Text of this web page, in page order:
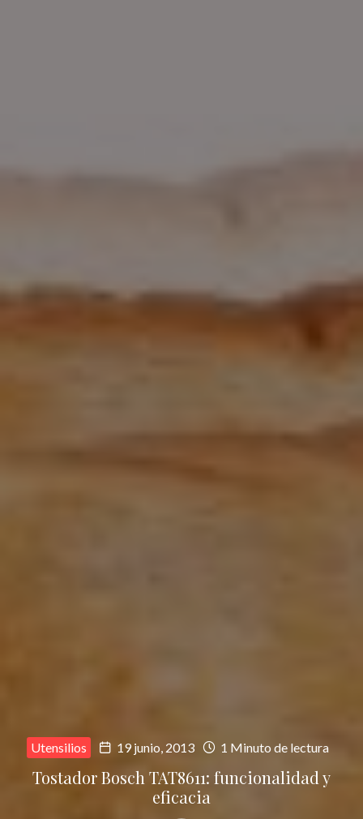
Utensilios 19 junio, 2013 1 Minuto de lectura
Tostador Bosch TAT8611: funcionalidad y
eficacia